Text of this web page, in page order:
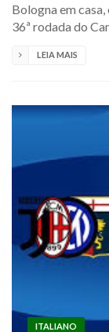
Bologna em
36ª rodada do
LEIA MAIS
ITALIANO